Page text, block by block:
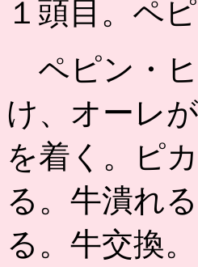
１頭目。ペ
ペピン・
け、オーレ
を着く。ピ
る。牛潰れ
る。牛交換。